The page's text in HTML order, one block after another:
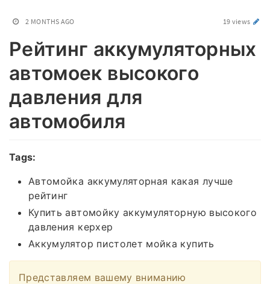
2 MONTHS AGO 19 views
Рейтинг аккумуляторных
автомоек высокого
давления для
автомобиля
Tags:
Автомойка аккумуляторная какая лучше
рейтинг
Купить автомойку аккумуляторную высокого
давления керхер
Аккумулятор пистолет мойка купить
Представляем вашему вниманию